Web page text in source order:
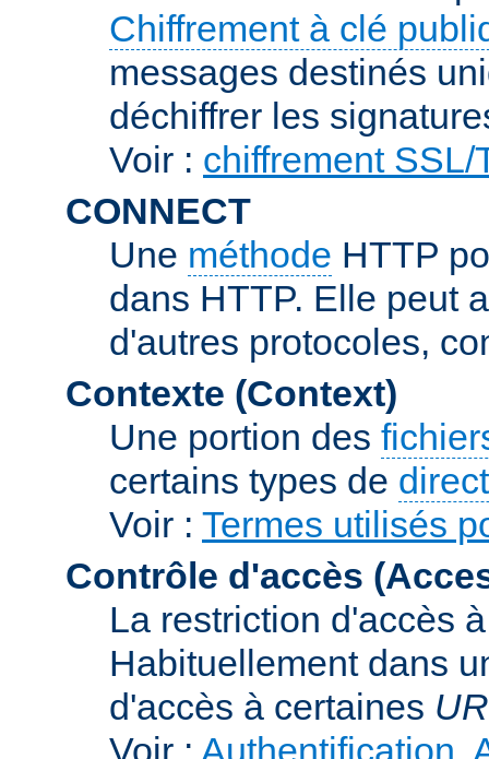
Chiffrement à clé
messages destinés
déchiffrer les
Voir : chiffrement SSL/
CONNECT
Une méthode HTTP
dans HTTP. Elle peut
d'autres protocoles,
Contexte (Context)
Une portion des
certains types de
Voir : Termes utilisés
Contrôle d'accès
La restriction d'accès
Habituellement dans
d'accès à certaines
Voir : Authentification,